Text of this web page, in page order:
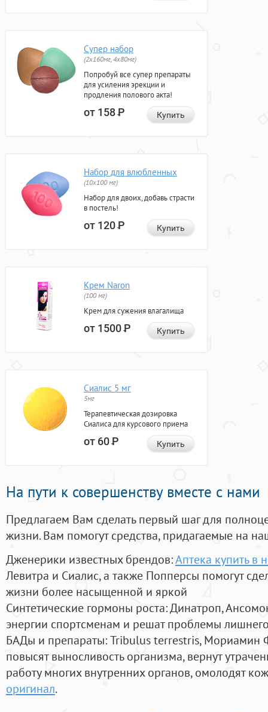
Супер набор
(2х160мг, 4х80мг)
Попробуй все супер препараты
для усиления эрекции и
продления полового акта!
от 158Р Купить
Набор для влюбленных
(10х100 мг)
Набор для двоих, добавь страсти
в постель!
от 120Р Купить
Крем Naron
(100 мг)
Крем для сужения влагалища
от 1500Р Купить
Сиалис 5 мг
5мг
Терапевтическая дозировка
Сиалиса для курсового приема
от 60Р Купить
На пути к совершенству вместе с нами
Предлагаем Вам сделать первый шаг для
жизни. Вам помогут средства, придагаемые на
Дженерики известных брендов:Аптека купить в
Левитра и Сиалис, а также Попперсы помогут
жизни более насыщенной и яркой
Синтетические гормоны роста: Динатроп,
энергии спортсменам и решат проблемы
БАДы и препараты:Tribulus terrestris, Мориамин
повысят выносливость организма, вернут
работу многих внутренних органов, омолодят
оригинал.